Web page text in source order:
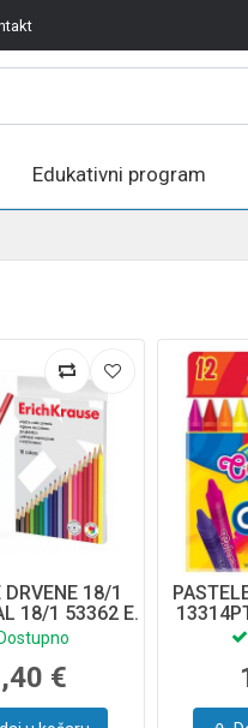
Edukativni program
DRVENE 18/1
18/1 53362 E.
Dostupno
€